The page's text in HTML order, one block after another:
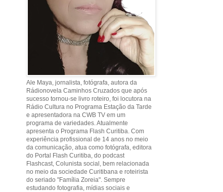
Ale Maya, jornalista, fotógrafa, autora da
Rádionovela Caminhos Cruzados que após
sucesso tornou-se livro roteiro, foi locutora na
Rádio Cultura no Programa Estação da Tarde
e apresentadora na CWB TV em um
programa de variedades. Atualmente
apresenta o Programa Flash Curitiba. Com
experiência profissional de 14 anos no meio
da comunicação, atua como fotógrafa, editora
do Portal Flash Curitiba, do podcast
Flashcast, Colunista social, bem relacionada
no meio da sociedade Curitibana e roteirista
do seriado "Família Zoreia". Sempre
estudando fotografia, mídias sociais e